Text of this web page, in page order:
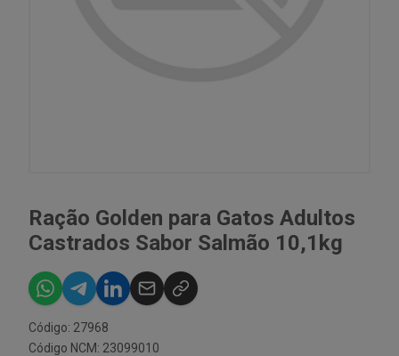
Ração Golden para Gatos Adultos
Castrados Sabor Salmão 10,1kg
Código: 27968
Código NCM: 23099010